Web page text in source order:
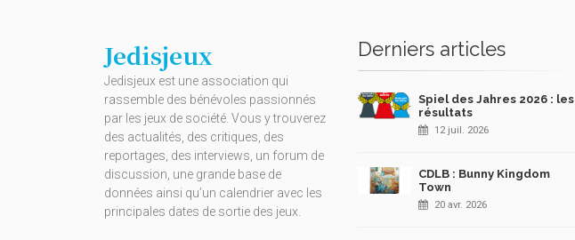
Jedisjeux
Jedisjeux est une association qui
rassemble des bénévoles passionnés
par les jeux de société. Vous y trouverez
des actualités, des critiques, des
reportages, des interviews, un forum de
discussion, une grande base de
données ainsi qu’un calendrier avec les
principales dates de sortie des jeux.
Derniers articles
Spiel des Jahres 2026 : les
résultats
12 juil. 2026
CDLB : Bunny Kingdom
Town
20 avr. 2026